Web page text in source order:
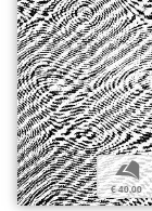
b
€ 40,00